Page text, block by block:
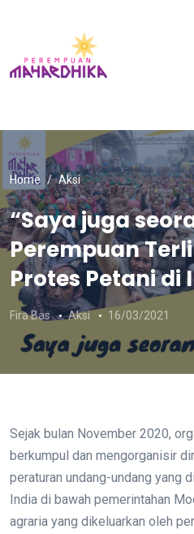
Home Aksi
“Saya juga
Perempuan
Protes Petani di
Fira Bas Aksi 16/03/2021
Sejak bulan November 2020,
berkumpul dan mengorganisir
peraturan undang-undang yang
India di bawah pemerintahan
agraria yang dikeluarkan oleh